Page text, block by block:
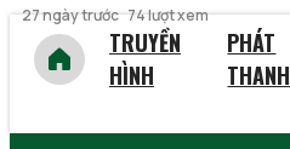
27 ngày trước 74 lượt xem
TRUYỀN
HÌNH
PHÁT
THANH